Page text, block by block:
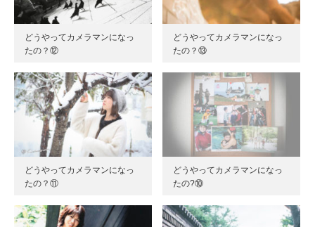
どうやってカメラマンになっ
たの？⑫
どうやってカメラマンになっ
たの？⑬
どうやってカメラマンになっ
たの？⑪
どうやってカメラマンになっ
たの?⑩